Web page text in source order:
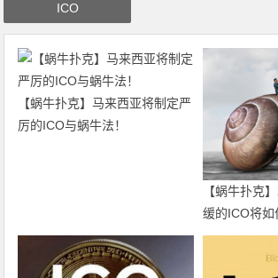
ICO
【蜗牛扑克】马来西亚将制定严
厉的ICO与蜗牛法！
【蜗牛扑克
缓的ICO将如